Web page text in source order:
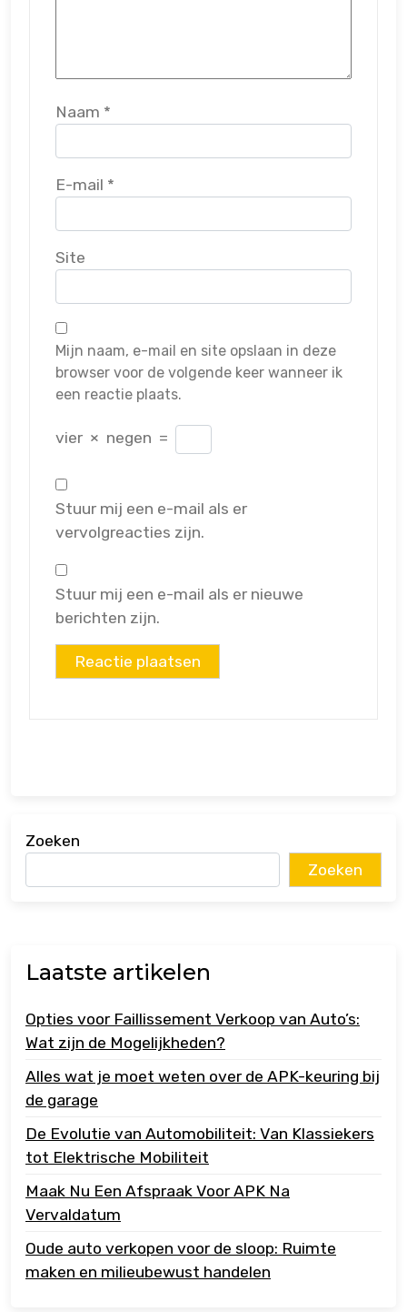
Naam *
E-mail *
Site
Mijn naam, e-mail en site opslaan in deze
browser voor de volgende keer wanneer ik
een reactie plaats.
vier × negen =
Stuur mij een e-mail als er
vervolgreacties zijn.
Stuur mij een e-mail als er nieuwe
berichten zijn.
Zoeken
Zoeken
Laatste artikelen
Opties voor Faillissement Verkoop van Auto’s:
Wat zijn de Mogelijkheden?
Alles wat je moet weten over de APK-keuring bij
de garage
De Evolutie van Automobiliteit: Van Klassiekers
tot Elektrische Mobiliteit
Maak Nu Een Afspraak Voor APK Na
Vervaldatum
Oude auto verkopen voor de sloop: Ruimte
maken en milieubewust handelen